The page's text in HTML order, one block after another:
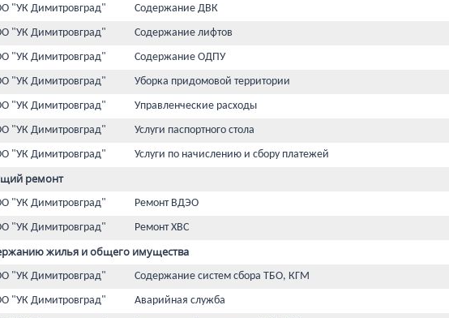
"УК Димитровград" Содержание ДВК
"УК Димитровград" Содержание лифтов
"УК Димитровград" Содержание ОДПУ
"УК Димитровград" Уборка придомовой территории
"УК Димитровград" Управленческие расходы
"УК Димитровград" Услуги паспортного стола
"УК Димитровград" Услуги по начислению и сбору платежей
ремонт
"УК Димитровград" Ремонт ВДЭО
"УК Димитровград" Ремонт ХВС
жилья и общего имущества
"УК Димитровград" Содержание систем сбора ТБО, КГМ
"УК Димитровград" Аварийная служба